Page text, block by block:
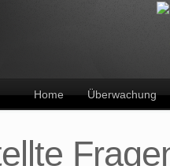
Home Überwachung